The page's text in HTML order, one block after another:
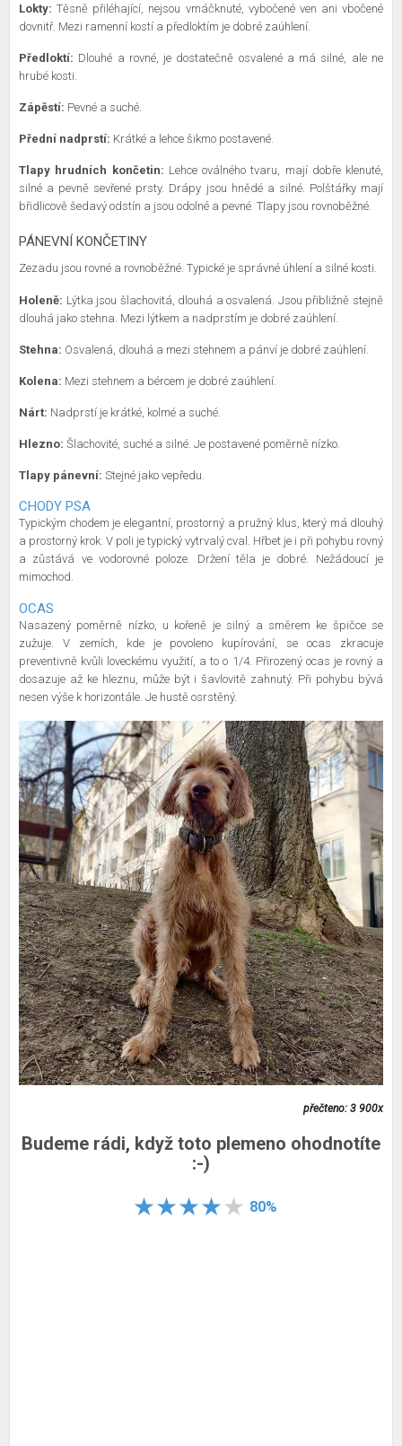
Lokty: Těsně přiléhající, nejsou vmáčknuté, vybočené ven ani vbočené
dovnitř. Mezi ramenní kostí a předloktím je dobré zaúhlení.
Předloktí: Dlouhé a rovné, je dostatečně osvalené a má silné, ale ne
hrubé kosti.
Zápěstí: Pevné a suché.
Přední nadprstí: Krátké a lehce šikmo postavené.
Tlapy hrudních končetin: Lehce oválného tvaru, mají dobře klenuté,
silné a pevně sevřené prsty. Drápy jsou hnědé a silné. Polštářky mají
břidlicově šedavý odstín a jsou odolné a pevné. Tlapy jsou rovnoběžné.
PÁNEVNÍ KONČETINY
Zezadu jsou rovné a rovnoběžné. Typické je správné úhlení a silné kosti.
Holeně: Lýtka jsou šlachovitá, dlouhá a osvalená. Jsou přibližně stejně
dlouhá jako stehna. Mezi lýtkem a nadprstím je dobré zaúhlení.
Stehna: Osvalená, dlouhá a mezi stehnem a pánví je dobré zaúhlení.
Kolena: Mezi stehnem a bércem je dobré zaúhlení.
Nárt: Nadprstí je krátké, kolmé a suché.
Hlezno: Šlachovité, suché a silné. Je postavené poměrně nízko.
Tlapy pánevní: Stejné jako vepředu.
CHODY PSA
Typickým chodem je elegantní, prostorný a pružný klus, který má dlouhý
a prostorný krok. V poli je typický vytrvalý cval. Hřbet je i při pohybu rovný
a zůstává ve vodorovné poloze. Držení těla je dobré. Nežádoucí je
mimochod.
OCAS
Nasazený poměrně nízko, u kořeně je silný a směrem ke špičce se
zužuje. V zemích, kde je povoleno kupírování, se ocas zkracuje
preventivně kvůli loveckému využití, a to o 1/4. Přirozený ocas je rovný a
dosazuje až ke hleznu, může být i šavlovitě zahnutý. Při pohybu bývá
nesen výše k horizontále. Je hustě osrstěný.
přečteno: 3 900x
Budeme rádi, když toto plemeno ohodnotíte
:-)
80%